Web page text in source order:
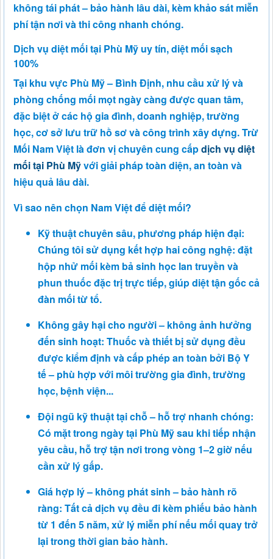
không tái phát – bảo hành lâu dài, kèm khảo sát miễn
phí tận nơi và thi công nhanh chóng.
Dịch vụ diệt mối tại Phù Mỹ uy tín, diệt mối sạch
100%
Tại khu vực Phù Mỹ – Bình Định, nhu cầu xử lý và
phòng chống mối mọt ngày càng được quan tâm,
đặc biệt ở các hộ gia đình, doanh nghiệp, trường
học, cơ sở lưu trữ hồ sơ và công trình xây dựng. Trừ
Mối Nam Việt là đơn vị chuyên cung cấpdịch vụ diệt
mối tại Phù Mỹvới giải pháp toàn diện, an toàn và
hiệu quả lâu dài.
Vì sao nên chọn Nam Việt để diệt mối?
Kỹ thuật chuyên sâu, phương pháp hiện đại:
Chúng tôi sử dụng kết hợp hai công nghệ: đặt
hộp nhử mối kèm bả sinh học lan truyền và
phun thuốc đặc trị trực tiếp, giúp diệt tận gốc cả
đàn mối từ tổ.
Không gây hại cho người – không ảnh hưởng
đến sinh hoạt: Thuốc và thiết bị sử dụng đều
được kiểm định và cấp phép an toàn bởi Bộ Y
tế – phù hợp với môi trường gia đình, trường
học, bệnh viện...
Đội ngũ kỹ thuật tại chỗ – hỗ trợ nhanh chóng:
Có mặt trong ngày tại Phù Mỹ sau khi tiếp nhận
yêu cầu, hỗ trợ tận nơi trong vòng 1–2 giờ nếu
cần xử lý gấp.
Giá hợp lý – không phát sinh – bảo hành rõ
ràng: Tất cả dịch vụ đều đi kèm phiếu bảo hành
từ 1 đến 5 năm, xử lý miễn phí nếu mối quay trở
lại trong thời gian bảo hành.